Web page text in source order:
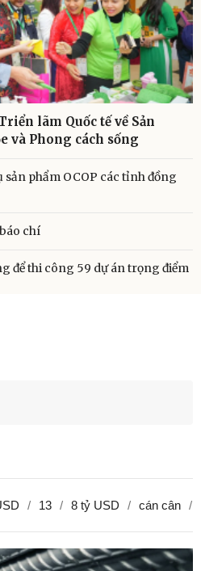
lãm Quốc tế về Sản
và Phong cách sống
phẩm OCOP các tỉnh đồng
chí
để thi công 59 dự án trọng điểm
13 8 tỷ USD cán cân